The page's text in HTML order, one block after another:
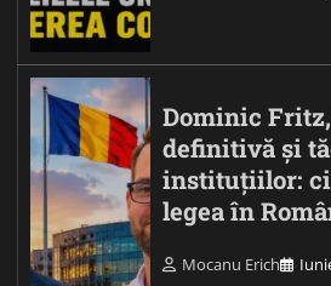
Dominic
definitivă și
instituțiilor:
legea în
Mocanu Erich